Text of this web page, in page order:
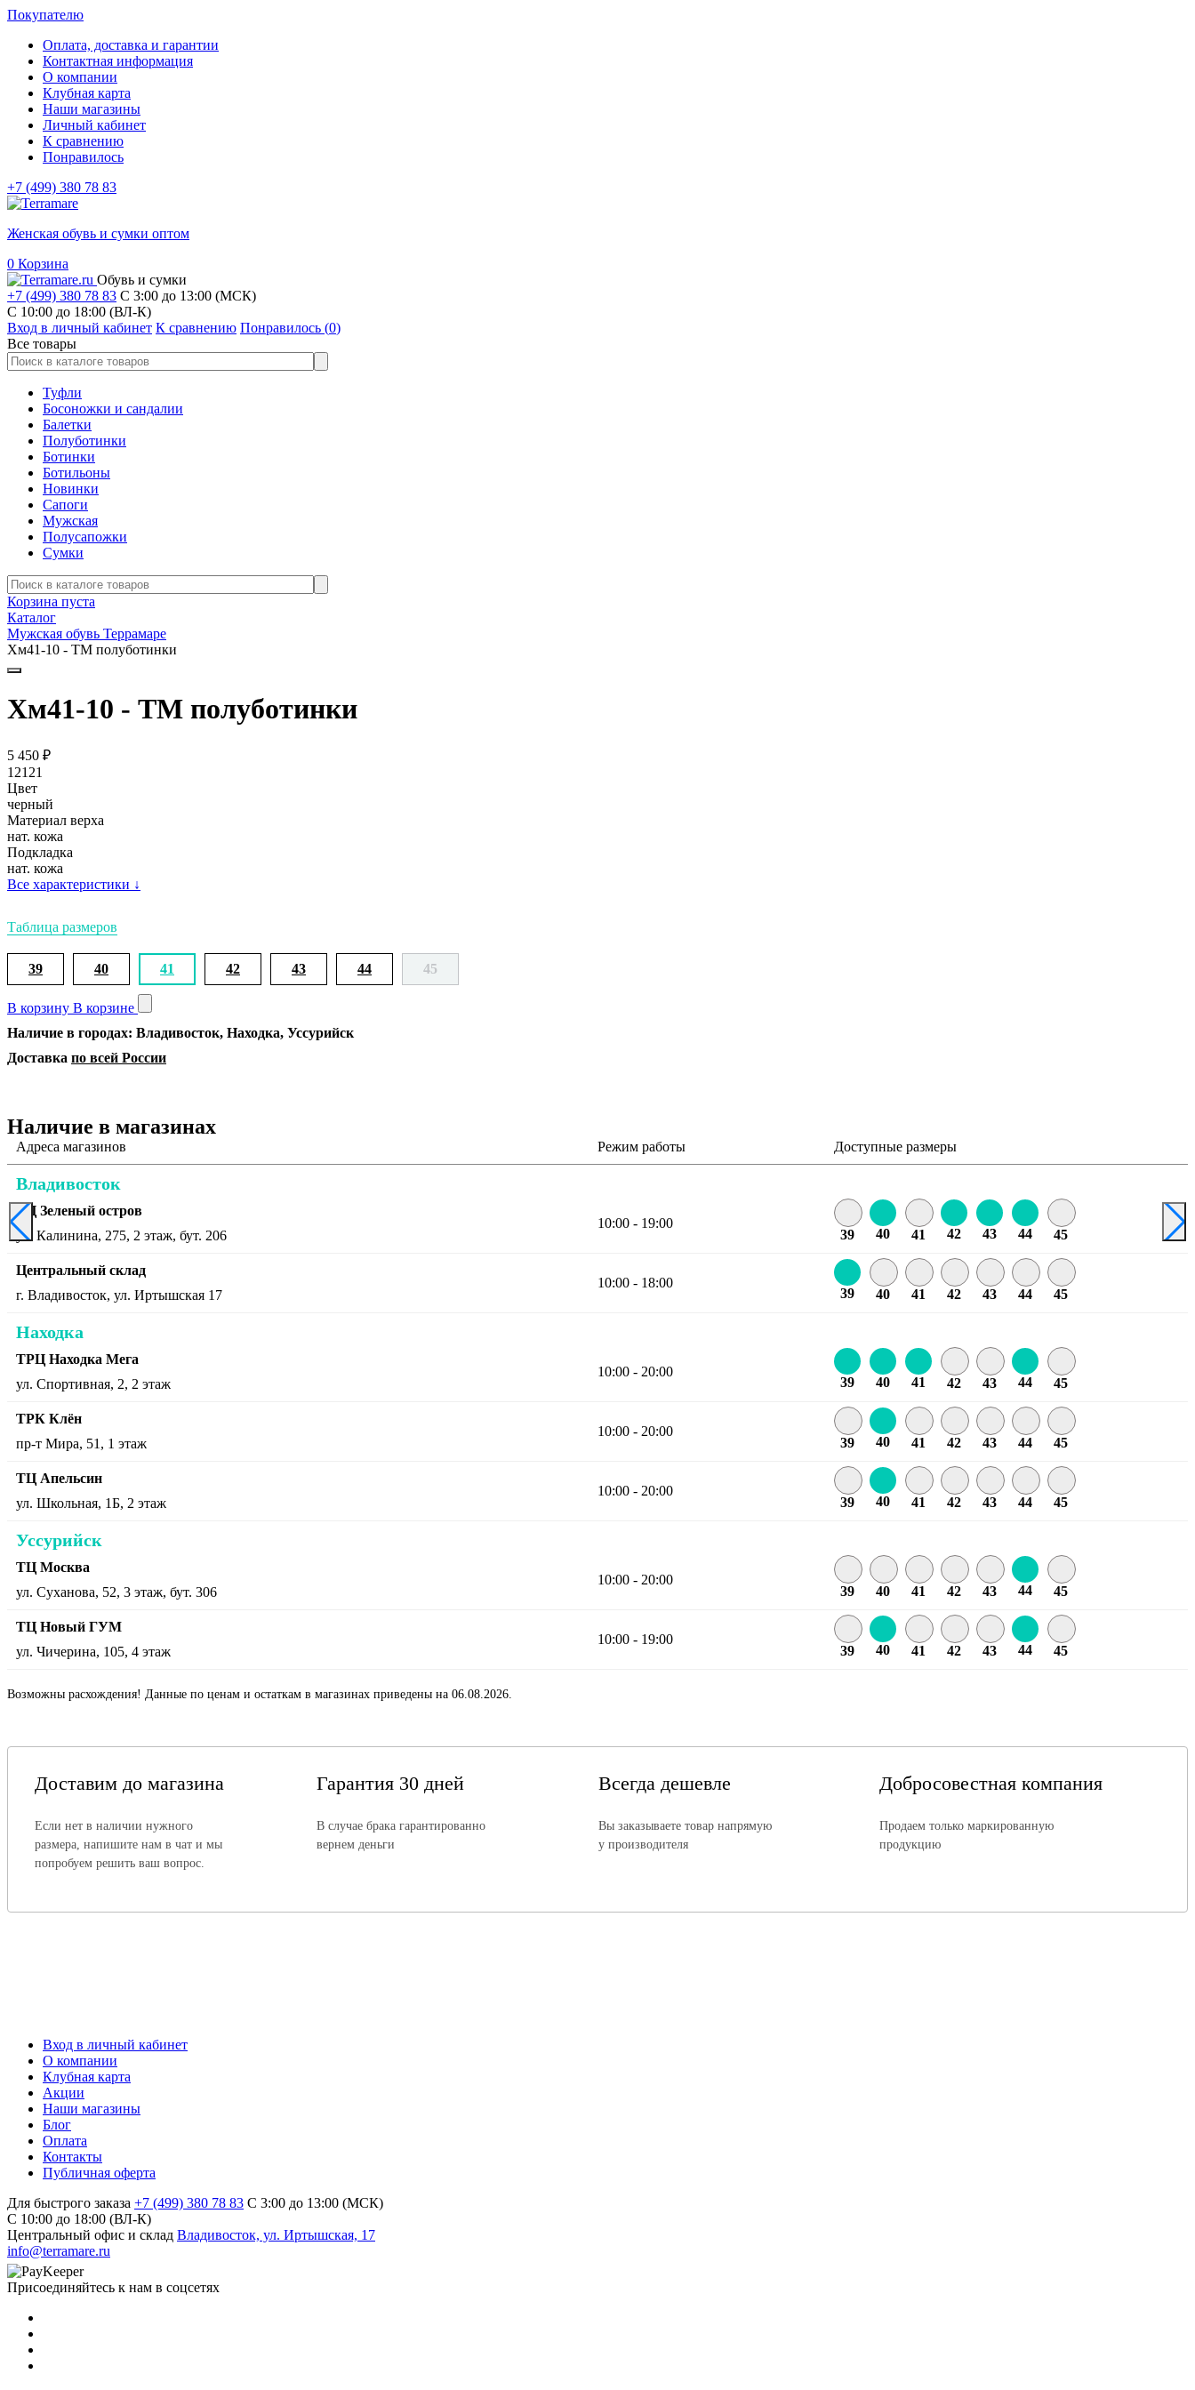
Покупателю
Оплата, доставка и гарантии
Контактная информация
О компании
Клубная карта
Наши магазины
Личный кабинет
К сравнению
Понравилось
+7 (499) 380 78 83
Женская обувь и сумки оптом
0 Корзина
Обувь и сумки
+7 (499) 380 78 83 С 3:00 до 13:00 (МСК)
C 10:00 до 18:00 (ВЛ-К)
Вход в личный кабинет К сравнению Понравилось (0)
Все товары
Туфли
Босоножки и сандалии
Балетки
Полуботинки
Ботинки
Ботильоны
Новинки
Сапоги
Мужская
Полусапожки
Сумки
Корзина пуста
Каталог
Мужская обувь Террамаре
Хм41-10 - ТМ полуботинки
Хм41-10 - ТМ полуботинки
5 450 ₽
12121
Цвет
черный
Материал верха
нат. кожа
Подкладка
нат. кожа
Все характеристики ↓
Таблица размеров
39 40 41 42 43 44 45
В корзину В корзине
Наличие в городах: Владивосток, Находка, Уссурийск
Доставка по всей России
Наличие в магазинах
Адреса магазинов Режим работы Доступные размеры
Владивосток
ТЦ Зеленый остров
ул. Калинина, 275, 2 этаж, бут. 206
10:00 - 19:00
39 40 41 42 43 44 45
Центральный склад
г. Владивосток, ул. Иртышская 17
10:00 - 18:00
39 40 41 42 43 44 45
Находка
ТРЦ Находка Мега
ул. Спортивная, 2, 2 этаж
10:00 - 20:00
39 40 41 42 43 44 45
ТРК Клён
пр-т Мира, 51, 1 этаж
10:00 - 20:00
39 40 41 42 43 44 45
ТЦ Апельсин
ул. Школьная, 1Б, 2 этаж
10:00 - 20:00
39 40 41 42 43 44 45
Уссурийск
ТЦ Москва
ул. Суханова, 52, 3 этаж, бут. 306
10:00 - 20:00
39 40 41 42 43 44 45
ТЦ Новый ГУМ
ул. Чичерина, 105, 4 этаж
10:00 - 19:00
39 40 41 42 43 44 45
Возможны расхождения! Данные по ценам и остаткам в магазинах приведены на 06.08.2026.
Доставим до магазина
Если нет в наличии нужного
размера, напишите нам в чат и мы
попробуем решить ваш вопрос.
Гарантия 30 дней
В случае брака гарантированно
вернем деньги
Всегда дешевле
Вы заказываете товар напрямую
у производителя
Добросовестная компания
Продаем только маркированную
продукцию
Вход в личный кабинет
О компании
Клубная карта
Акции
Наши магазины
Блог
Оплата
Контакты
Публичная оферта
Для быстрого заказа +7 (499) 380 78 83 С 3:00 до 13:00 (МСК)
C 10:00 до 18:00 (ВЛ-К)
Центральный офис и склад Владивосток, ул. Иртышская, 17
info@terramare.ru
Присоединяйтесь к нам в соцсетях